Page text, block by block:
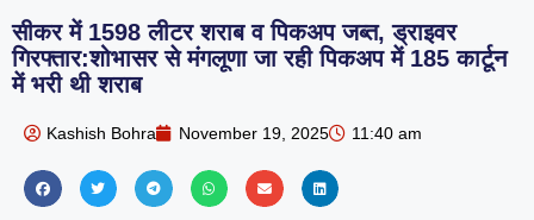
सीकर में 1598 लीटर शराब व पिकअप जब्त, ड्राइवर
गिरफ्तार:शोभासर से मंगलूणा जा रही पिकअप में 185 कार्टून
में भरी थी शराब
Kashish Bohra November 19, 2025 11:40 am